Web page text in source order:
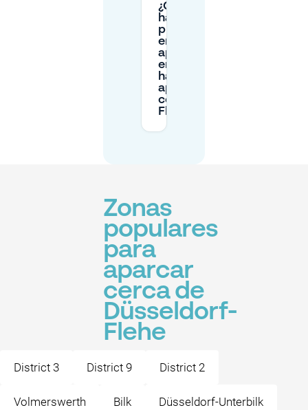
¿Qué debo
hacer si no
puedo
encontrar
aparcamiento
en la calle—
hay
aparcamientos
cerca de
Flehe?
Zonas
populares
para
aparcar
cerca de
Düsseldorf-
Flehe
District 3 District 9 District 2
Volmerswerth Bilk Düsseldorf-Unterbilk